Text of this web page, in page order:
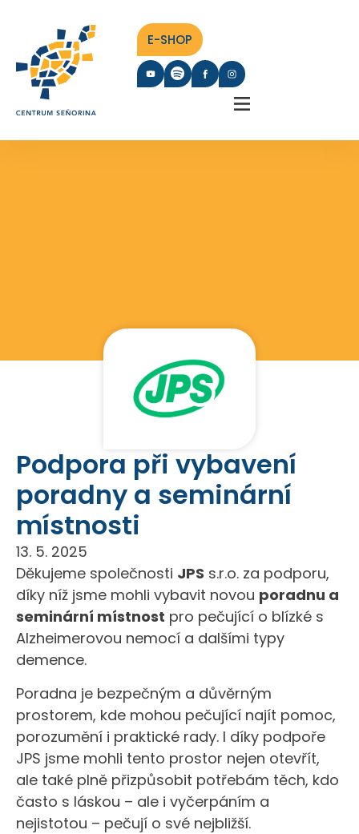
E-SHOP
Podpora při vybavení
poradny a seminární
místnosti
13. 5. 2025
Děkujeme společnosti JPS s.r.o. za podporu,
díky níž jsme mohli vybavit novou poradnu a
seminární místnost pro pečující o blízké s
Alzheimerovou nemocí a dalšími typy
demence.
Poradna je bezpečným a důvěrným
prostorem, kde mohou pečující najít pomoc,
porozumění i praktické rady. I díky podpoře
JPS jsme mohli tento prostor nejen otevřít,
ale také plně přizpůsobit potřebám těch, kdo
často s láskou – ale i vyčerpáním a
nejistotou – pečují o své nejbližší.